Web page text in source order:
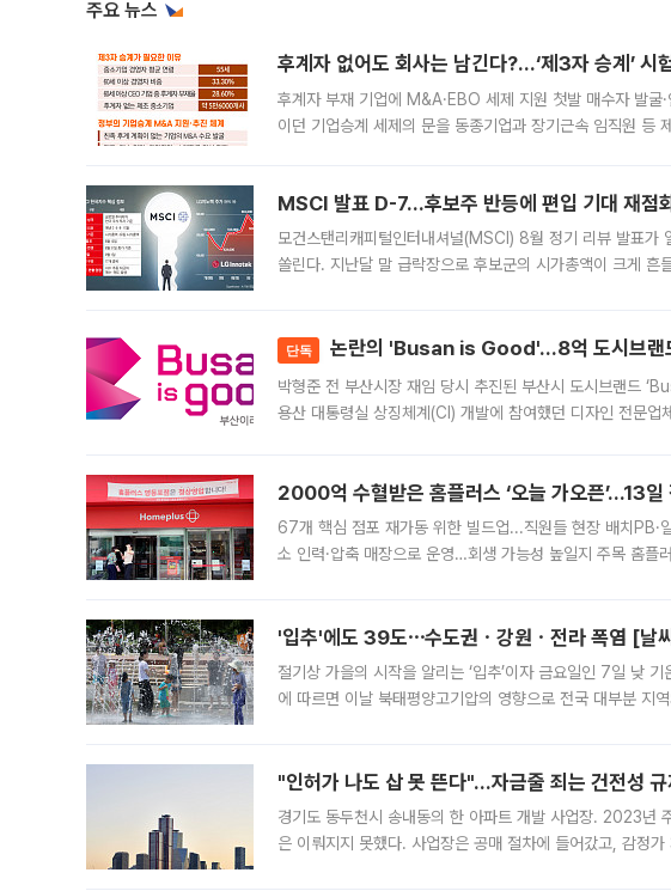
주요 뉴스
후계자 없어도 회사는 남긴다?…‘제3자 승계’
후계자 부재 기업에 M&A·EBO 세제 지원 첫발 매수자 발굴
이던 기업승계 세제의 문을 동종기업과 장기근속 임직원 등
MSCI 발표 D-7…후보주 반등에 편입 기대 재점
모건스탠리캐피털인터내셔널(MSCI) 8월 정기 리뷰 발표가
쏠린다. 지난달 말 급락장으로 후보군의 시가총액이 크게 흔
단독 논란의 'Busan is Good'…8억 도시브랜
박형준 전 부산시장 재임 당시 추진된 부산시 도시브랜드
용산 대통령실 상징체계(CI) 개발에 참여했던 디자인 전문
2000억 수혈받은 홈플러스 ‘오늘 가오픈’...13일
67개 핵심 점포 재가동 위한 빌드업...직원들 현장 배치PB·
소 인력·압축 매장으로 운영…회생 가능성 높일지 주목 홈플
'입추'에도 39도⋯수도권ㆍ강원ㆍ전라 폭염 [날
절기상 가을의 시작을 알리는 ‘입추’이자 금요일인 7일 낮
에 따르면 이날 북태평양고기압의 영향으로 전국 대부분
"인허가 나도 삽 못 뜬다"…자금줄 죄는 건전성
경기도 동두천시 송내동의 한 아파트 개발 사업장. 2023년
은 이뤄지지 못했다. 사업장은 공매 절차에 들어갔고, 감정